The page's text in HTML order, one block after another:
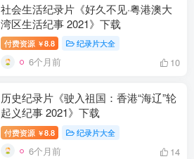
社会生活纪录片《好久不见·粤港澳大
湾区生活纪事 2021》下载
付费资源 ￥8.8 纪录片大全
6个月前 10
历史纪录片《驶入祖国：香港“海辽”轮
起义纪事 2021》下载
付费资源 ￥8.8 纪录片大全
6个月前 14